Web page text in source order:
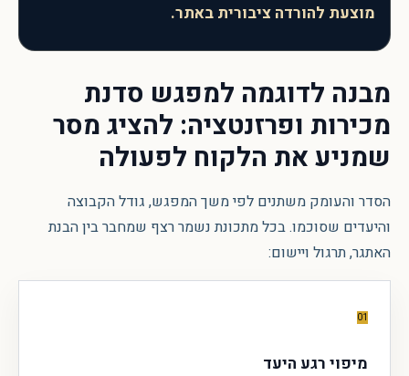
מוצעת להורדה ציבורית באתר.
מבנה לדוגמה למפגש סדנת
מכירות ופרזנטציה: להציג מסר
שמניע את הלקוח לפעולה
הסדר והעומק משתנים לפי משך המפגש, גודל הקבוצה
והיעדים שסוכמו. בכל מתכונת נשמר רצף שמחבר בין הבנת
האתגר, תרגול ויישום:
01
מיפוי רגע היעד